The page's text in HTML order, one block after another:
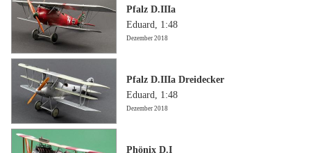
Pfalz D.IIIa
Eduard, 1:48
Dezember 2018
Pfalz D.IIIa Dreidecker
Eduard, 1:48
Dezember 2018
Phönix D.I